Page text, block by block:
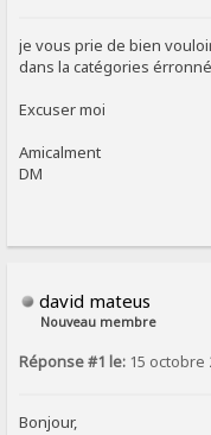
je vous prie de bien
dans la catégories
Excuser moi
Amicalment
DM
david mateus
Nouveau membre
Réponse #1 le: 15 octobre
Bonjour,